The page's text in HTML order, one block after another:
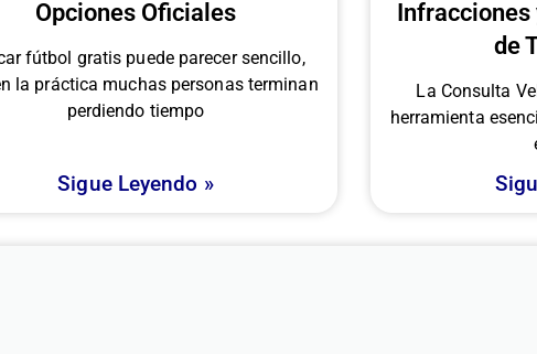
Opciones Oficiales
fútbol gratis puede parecer sencillo,
la práctica muchas personas terminan
perdiendo tiempo
Sigue Leyendo »
Infracciones
de
La Consulta
herramienta